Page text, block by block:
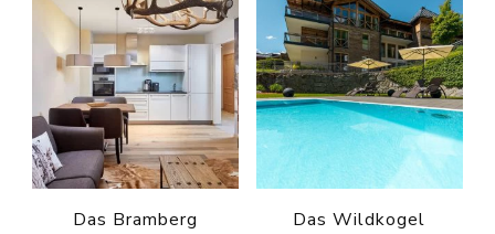
Das Bramberg
Das Wildkogel